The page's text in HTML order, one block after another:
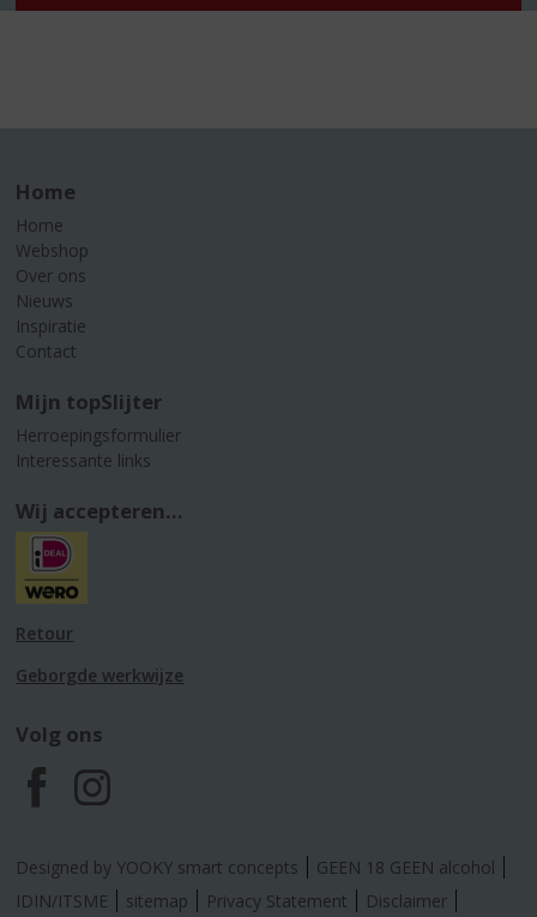
Home
Home
Webshop
Over ons
Nieuws
Inspiratie
Contact
Mijn topSlijter
Herroepingsformulier
Interessante links
Wij accepteren...
Retour
Geborgde werkwijze
Volg ons
F
a
I
n
Designed by YOOKY smart concepts
GEEN 18 GEEN alcohol
IDIN/ITSME
sitemap Privacy Statement Disclaimer